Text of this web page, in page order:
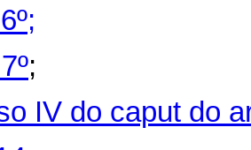
;
IV do caput do